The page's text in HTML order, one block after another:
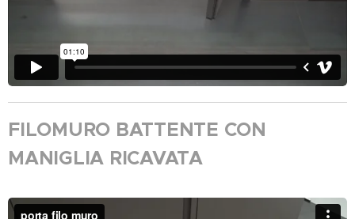
FILOMURO BATTENTE CON
MANIGLIA RICAVATA